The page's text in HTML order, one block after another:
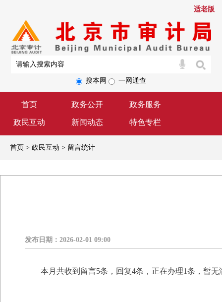
适老版
首页 政务公开 政务服务
政民互动 新闻动态 特色专栏
搜本网 一网通查
首页 > 政民互动 > 留言统计
发布日期： 2026-02-01 09:00
本月共收到留言5条，回复4条，正在办理1条，暂无